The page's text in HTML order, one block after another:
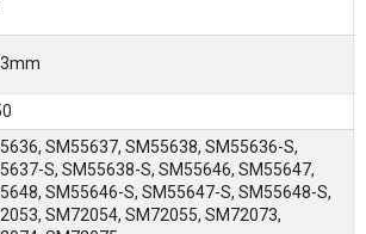
SM55637, SM55638, SM55636-S,
S, SM55638-S, SM55646, SM55647,
SM55646-S, SM55647-S, SM55648-S,
SM72054, SM72055, SM72073,